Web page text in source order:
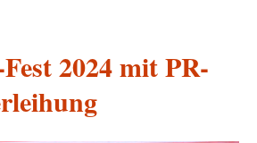
2024 mit PR-